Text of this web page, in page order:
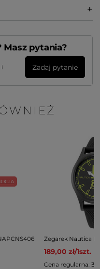
pytania?
i
Zadaj pytanie
Zegarek Nautica
189,00 zł/1szt.
Cena regularna: